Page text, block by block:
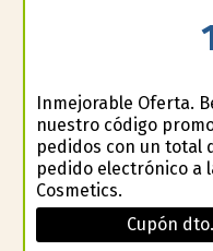
Inmejorable Oferta.
nuestro código
pedidos con un total
pedido electrónico a
Cosmetics.
Cupón